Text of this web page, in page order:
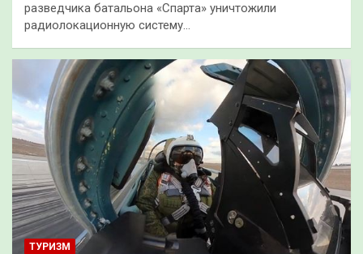
разведчика батальона «Спарта» уничтожили
радиолокационную систему…
ТУРИЗМ